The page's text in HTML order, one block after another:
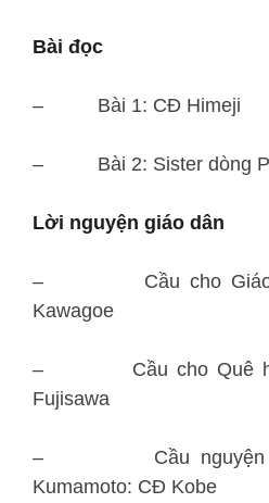
Bài đọc
– Bài 1: CĐ Himeji
– Bài 2: Sister dòng
Lời nguyện giáo dân
– Cầu cho Giáo
Kawagoe
– Cầu cho Quê
Fujisawa
– Cầu nguyện
Kumamoto: CĐ Kobe